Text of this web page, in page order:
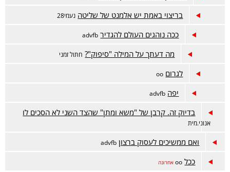
בריצוי באמת יש אלמנט של שליטה נעמי28
ככה נוהגים העולם להגדיר advfb
מה דעתך על המילה "סיפוק"? חתול זמני
לגרום oo
יפה advfb
בדיוק זה. קרבן של "משא ומתן" שהצד השני לא הסכים לו
אנוני.מית
ואם ממשיכים לעסוק ברצון advfb
ככל oo אחרונה